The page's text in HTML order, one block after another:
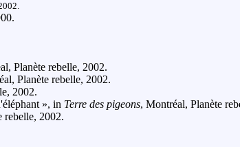
Planète rebelle, 2002.
Planète rebelle, 2002.
2002.
», in Terre des pigeons, Montréal, Planète
rebelle, 2002.